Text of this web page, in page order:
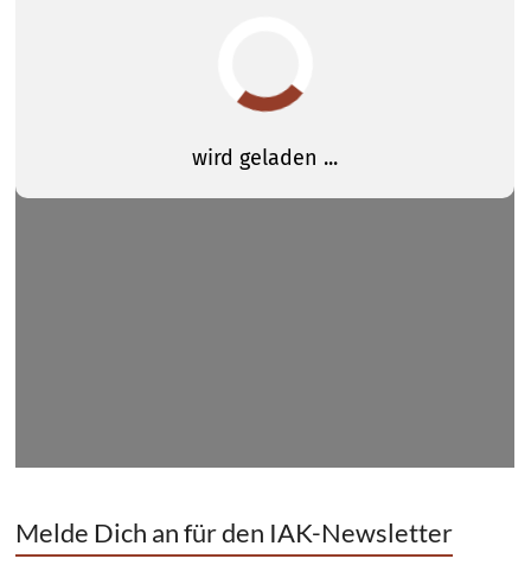
Melde Dich an für den IAK-Newsletter